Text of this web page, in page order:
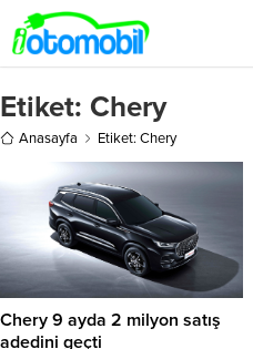
Etiket: Chery
Anasayfa Etiket: Chery
Chery 9 ayda 2 milyon satış
adedini geçti